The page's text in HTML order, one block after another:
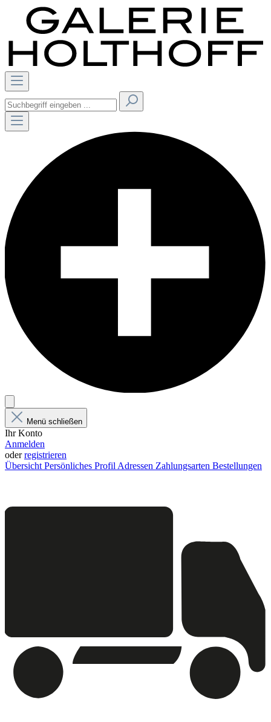
Menü schließen
Ihr Konto
Anmelden
oderregistrieren
Übersicht Persönliches Profil Adressen Zahlungsarten Bestellungen